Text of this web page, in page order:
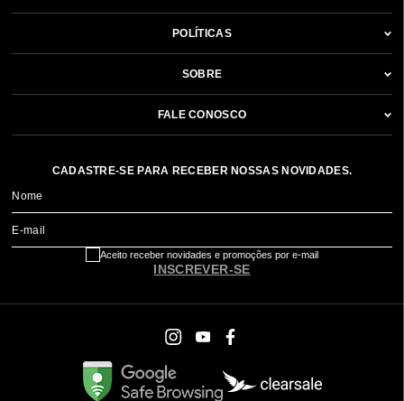
POLÍTICAS
SOBRE
FALE CONOSCO
CADASTRE-SE PARA RECEBER NOSSAS NOVIDADES.
Nome
E-mail
INSCREVER-SE
Aceito receber novidades e promoções por e-mail